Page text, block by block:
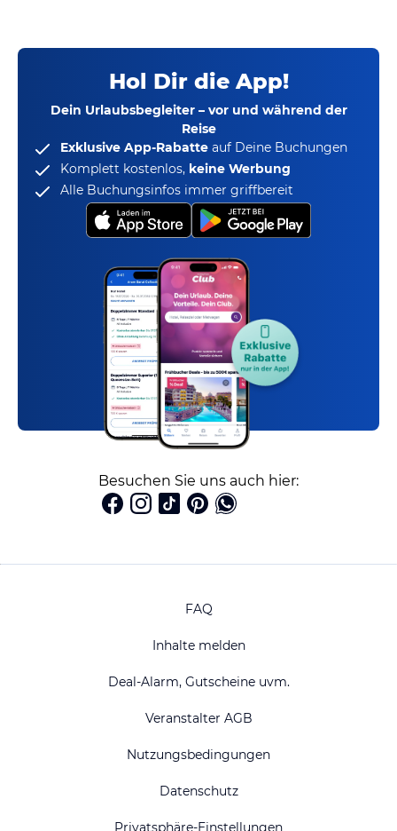
Hol Dir die App!
Dein Urlaubsbegleiter – vor und während der
Reise
Exklusive App-Rabatte auf Deine Buchungen
Komplett kostenlos, keine Werbung
Alle Buchungsinfos immer griffbereit
Besuchen Sie uns auch hier:
FAQ
Inhalte melden
Deal-Alarm, Gutscheine uvm.
Veranstalter AGB
Nutzungsbedingungen
Datenschutz